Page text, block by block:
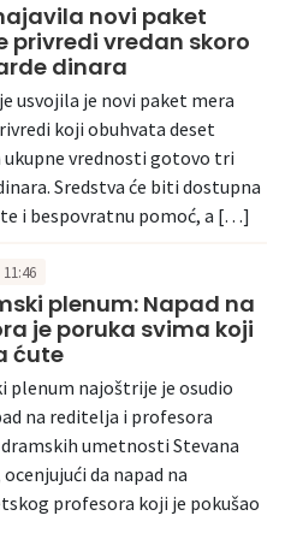
novi paket
privredi vredan skoro
dinara
usvojila je novi paket mera
koji obuhvata deset
ukupne vrednosti gotovo tri
Sredstva će biti dostupna
i bespovratnu pomoć, a […]
11:46
plenum: Napad na
je poruka svima koji
ćute
plenum najoštrije je osudio
na reditelja i profesora
umetnosti Stevana
da napad na
profesora koji je pokušao